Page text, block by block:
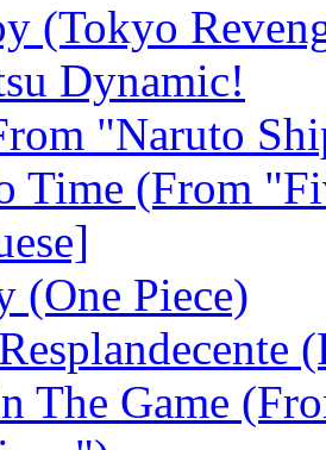
(Tokyo
Dynamic!
"Naruto
Time (From
(One Piece)
The Game